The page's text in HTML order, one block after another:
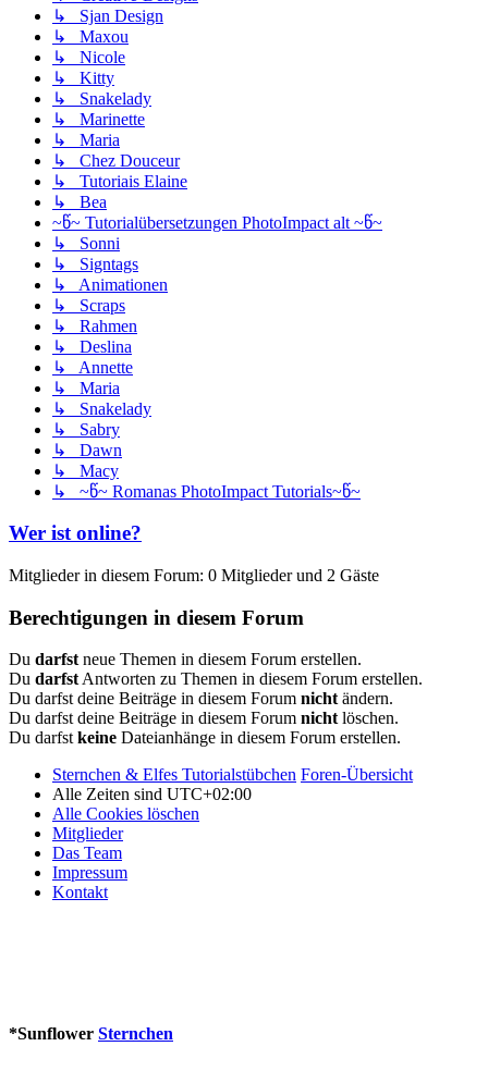
↳ Sjan Design
↳ Maxou
↳ Nicole
↳ Kitty
↳ Snakelady
↳ Marinette
↳ Maria
↳ Chez Douceur
↳ Tutoriais Elaine
↳ Bea
~წ~ Tutorialübersetzungen PhotoImpact alt ~წ~
↳ Sonni
↳ Signtags
↳ Animationen
↳ Scraps
↳ Rahmen
↳ Deslina
↳ Annette
↳ Maria
↳ Snakelady
↳ Sabry
↳ Dawn
↳ Macy
↳ ~წ~ Romanas PhotoImpact Tutorials~წ~
Wer ist online?
Mitglieder in diesem Forum: 0 Mitglieder und 2 Gäste
Berechtigungen in diesem Forum
Du darfstneue Themen in diesem Forum erstellen.
Du darfstAntworten zu Themen in diesem Forum erstellen.
Du darfst deine Beiträge in diesem Forum nichtändern.
Du darfst deine Beiträge in diesem Forum nichtlöschen.
Du darfstkeine Dateianhänge in diesem Forum erstellen.
Sternchen & Elfes Tutorialstübchen Foren-Übersicht
Alle Zeiten sind UTC+02:00
Alle Cookies löschen
Mitglieder
Das Team
Impressum
Kontakt
*Sunflower Sternchen